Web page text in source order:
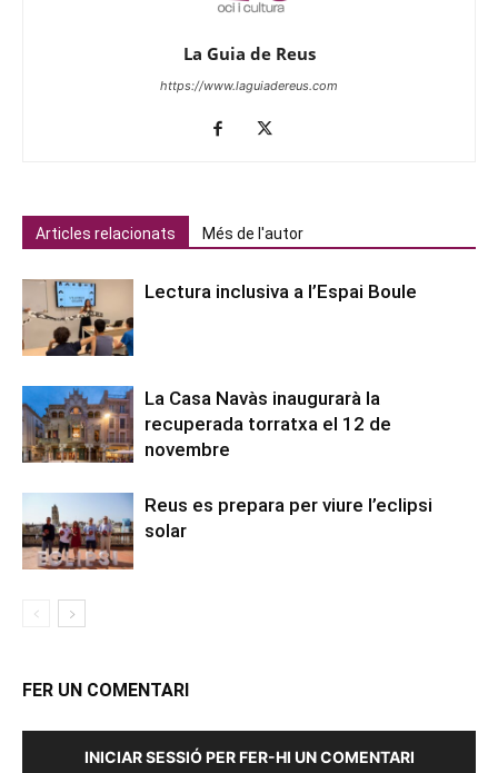
La Guia de Reus
https://www.laguiadereus.com
Articles relacionats Més de l'autor
Lectura inclusiva a l’Espai Boule
La Casa Navàs inaugurarà la
recuperada torratxa el 12 de
novembre
Reus es prepara per viure l’eclipsi
solar
FER UN COMENTARI
INICIAR SESSIÓ PER FER-HI UN COMENTARI